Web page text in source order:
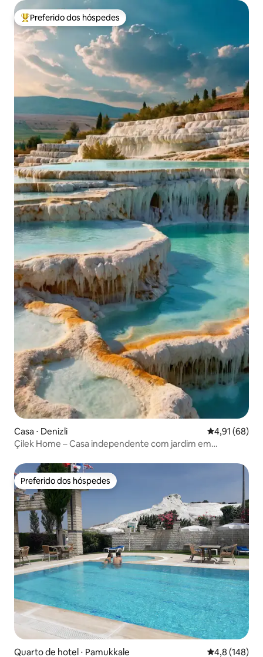
Entre os melhores preferidos dos hóspedes
Preferido dos hóspedes
Casa ⋅ Denizli 4,91 de uma
4,91 (68)
Çilek Home – Casa independente com jardim em
Preferido dos hóspedes
Preferido dos hóspedes
Quarto de hotel ⋅ Pamukkale 4,8 de uma
4,8 (148)